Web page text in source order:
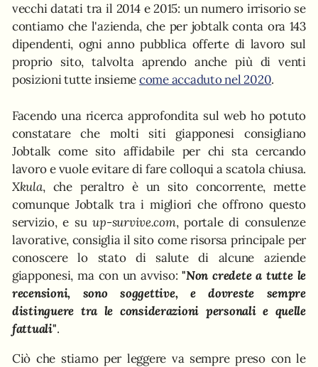
vecchi datati tra il 2014 e 2015: un numero irrisorio se
contiamo che l'azienda, che per jobtalk conta ora 143
dipendenti, ogni anno pubblica offerte di lavoro sul
proprio sito, talvolta aprendo anche più di venti
posizioni tutte insiemecome accaduto nel 2020.
Facendo una ricerca approfondita sul web ho potuto
constatare che molti siti giapponesi consigliano
Jobtalk come sito affidabile per chi sta cercando
lavoro e vuole evitare di fare colloqui a scatola chiusa.
Xkula, che peraltro è un sito concorrente, mette
comunque Jobtalk tra i migliori che offrono questo
servizio, e suup-survive.com, portale di consulenze
lavorative, consiglia il sito come risorsa principale per
conoscere lo stato di salute di alcune aziende
giapponesi, ma con un avviso:"Non credete a tutte le
recensioni, sono soggettive, e dovreste sempre
distinguere tra le considerazioni personali e quelle
fattuali".
Ciò che stiamo per leggere va sempre preso con le